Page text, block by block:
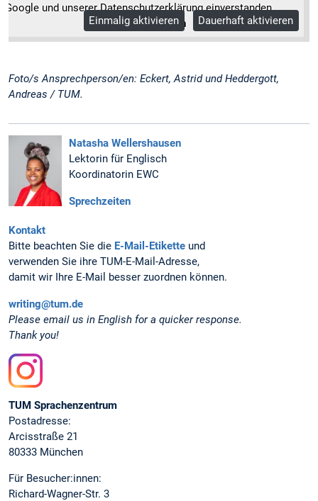
Google und unserer Datenschutzerklärung einverstanden.
Mehr Informationen
Einmalig aktivieren Dauerhaft aktivieren
Foto/s Ansprechperson/en: Eckert, Astrid und Heddergott,
Andreas / TUM.
Natasha Wellershausen
Lektorin für Englisch
Koordinatorin EWC
Sprechzeiten
Kontakt
Bitte beachten Sie die E-Mail-Etikette und
verwenden Sie ihre TUM-E-Mail-Adresse,
damit wir Ihre E-Mail besser zuordnen können.
writing@tum.de
Please email us in English for a quicker response.
Thank you!
Instagram
TUM Sprachenzentrum
Postadresse:
Arcisstraße 21
80333 München
Für Besucher:innen:
Richard-Wagner-Str. 3